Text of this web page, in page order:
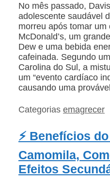
No mês passado,
adolescente saudável
morreu após tomar um
McDonald’s, um
Dew e uma bebida
cafeinada. Segundo
Carolina do Sul, a
um “evento cardíaco
causando uma
Categorias emagrecer
⚡ Benefícios
Camomila,
Efeitos